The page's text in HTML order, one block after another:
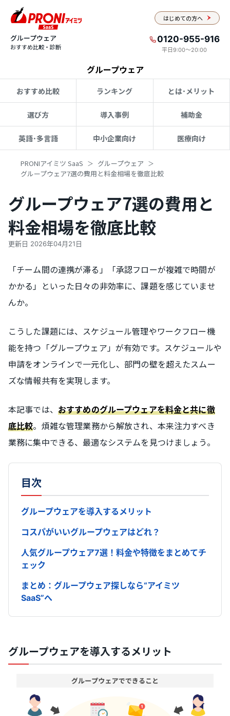
はじめての方へ
グループウェア
おすすめ比較・診断
0120-955-916
平日9:00〜20:00
グループウェア
おすすめ比較 ランキング とは･メリット
選び方 導入事例 補助金
英語･多言語 中小企業向け 医療向け
PRONIアイミツ SaaS
グループウェア
グループウェア7選の費用と料金相場を徹底比較
グループウェア7選の費用と
料金相場を徹底比較
更新日 2026年04月21日
「チーム間の連携が滞る」「承認フローが複雑で時間が
かかる」といった日々の非効率に、課題を感じていませ
んか。
こうした課題には、スケジュール管理やワークフロー機
能を持つ「グループウェア」が有効です。スケジュールや
申請をオンラインで一元化し、部門の壁を超えたスムー
ズな情報共有を実現します。
本記事では、 おすすめのグループウェアを料金と共に徹
底比較。煩雑な管理業務から解放され、本来注力すべき
業務に集中できる、最適なシステムを見つけましょう。
目次
グループウェアを導入するメリット
コスパがいいグループウェアはどれ？
人気グループウェア7選！料金や特徴をまとめてチ
ェック
まとめ：グループウェア探しなら“アイミツ
SaaS”へ
グループウェアを導入するメリット